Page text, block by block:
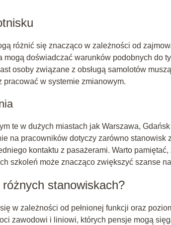
różnić się znacząco w zależności od
mogą doświadczać warunków podobnych do
osoby związane z obsługą samolotów
w systemie zmianowym.
te w dużych miastach jak Warszawa,
na pracowników dotyczy zarówno stanowisk
kontaktu z pasażerami. Warto
szkoleń może znacząco zwiększyć szanse
stanowiskach?
w zależności od pełnionej funkcji oraz
zawodowi i liniowi, których pensje mogą